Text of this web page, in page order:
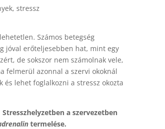
,stressz
Számos betegség
jóval erőteljesebben hat, mint egy
de sokszor nem számolnak vele,
felmerül azonnal a szervi okoknál
lehet foglalkozni a stressz okozta
Stresszhelyzetben a szervezetben
termelése.